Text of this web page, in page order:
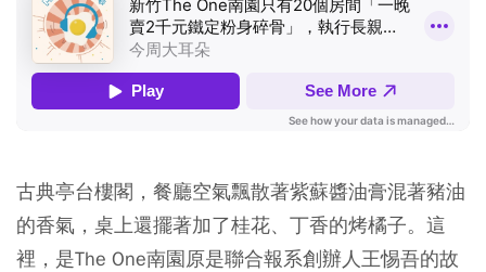
古典亭台樓閣，餐廳空氣飄散著紫蘇醬油膏混著豬油
的香氣，桌上還擺著加了桂花、丁香的烤橘子。這
裡，是The One南園原是聯合報系創辦人王惕吾的故